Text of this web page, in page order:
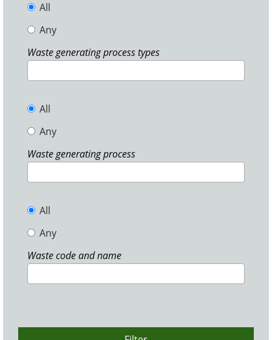
All
Any
Waste generating process types
All
Any
Waste generating process
All
Any
Waste code and name